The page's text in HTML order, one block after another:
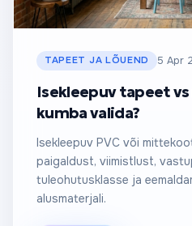
TAPEET JA LÕUEND 5 Apr
Isekleepuv tapeet
kumba valida?
Isekleepuv PVC või
paigaldust, viimistlust,
tuleohutusklasse ja
alusmaterjali.